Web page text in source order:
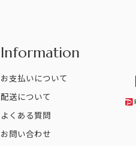
Information
お支払いについて
配送について
よくある質問
お問い合わせ